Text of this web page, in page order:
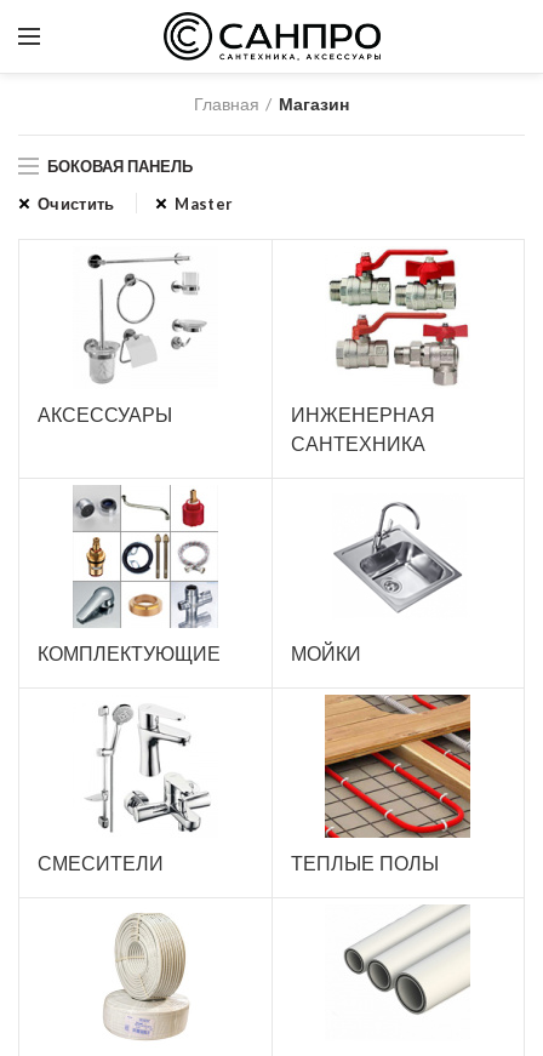
Главная Магазин
БОКОВАЯ ПАНЕЛЬ
Очистить
Master
АКСЕССУАРЫ
ИНЖЕНЕРНАЯ
САНТЕХНИКА
КОМПЛЕКТУЮЩИЕ МОЙКИ
СМЕСИТЕЛИ ТЕПЛЫЕ ПОЛЫ